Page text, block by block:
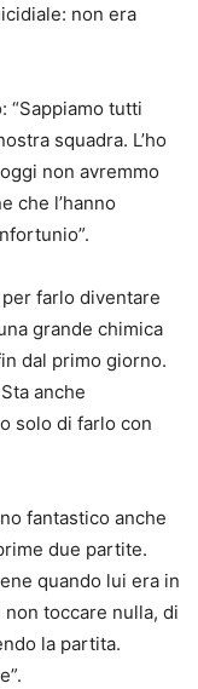
non era
“Sappiamo tutti
squadra. L’ho
non avremmo
che l’hanno
farlo diventare
grande chimica
dal primo giorno.
anche
solo di farlo con
fantastico anche
due partite.
quando lui era in
non toccare nulla, di
la partita.